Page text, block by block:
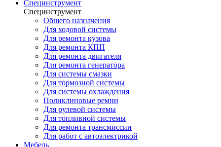
Специнструмент
Специнструмент
Общего назначения
Для ходовой системы
Для ремонта кузова
Для ремонта КПП
Для ремонта двигателя
Для ремонта генератора
Для системы смазки
Для тормозной системы
Для системы охлаждения
Поликлиновые ремни
Для рулевой системы
Для топливной системы
Для ремонта трансмиссии
Для работ с автоэлектрикой
Мебель